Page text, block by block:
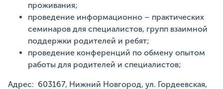
проживания;
проведение информационно – практических
семинаров для специалистов, групп взаимной
поддержки родителей и ребят;
проведение конференций по обмену опытом
работы для родителей и специалистов;
Адрес: 603167, Нижний Новгород, ул. Гордеевская,